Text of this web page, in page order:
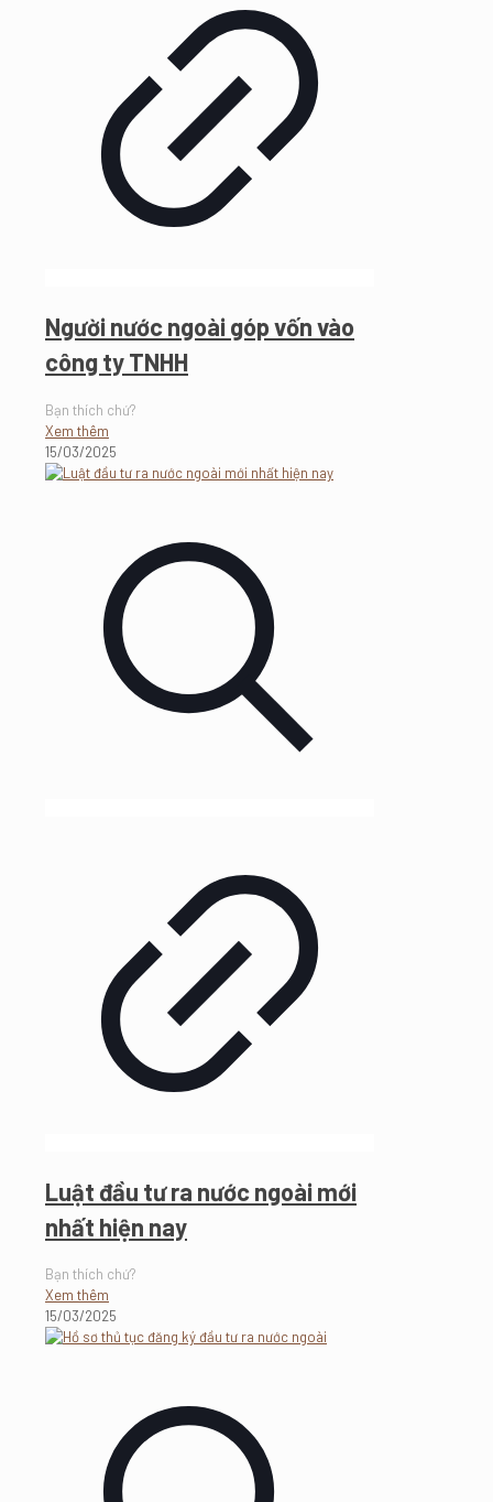
Người nước ngoài góp vốn vào
công ty TNHH
Bạn thích chứ?
Xem thêm
15/03/2025
Luật đầu tư ra nước ngoài mới
nhất hiện nay
Bạn thích chứ?
Xem thêm
15/03/2025